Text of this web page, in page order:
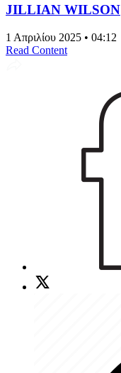
JILLIAN WILSON
1 Απριλίου 2025 • 04:12
Read Content